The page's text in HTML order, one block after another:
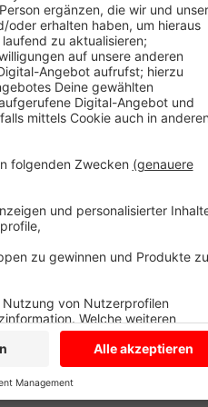
Stevede ist endlich
gekippt. Der Fahrer wurde
teilweise auf der Fahrbahn
einen anderen Lastwagen
den Laster
warum der Laster
Merfeld und der B 67 war